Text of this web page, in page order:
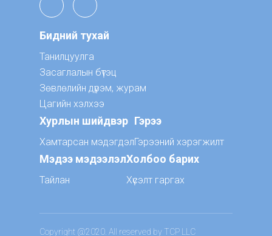
Бидний тухай
Танилцуулга
Засаглалын бүтэц
Зөвлөлийн дүрэм, журам
Цагийн хэлхээ
Хурлын шийдвэр
Хамтарсан мэдэгдэл
Гэрээ
Гэрээний хэрэгжилт
Мэдээ мэдээлэл
Тайлан
Холбоо барих
Хүсэлт гаргах
Copyright @2020. All reserved by TCP LLC